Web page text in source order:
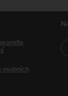
osobních